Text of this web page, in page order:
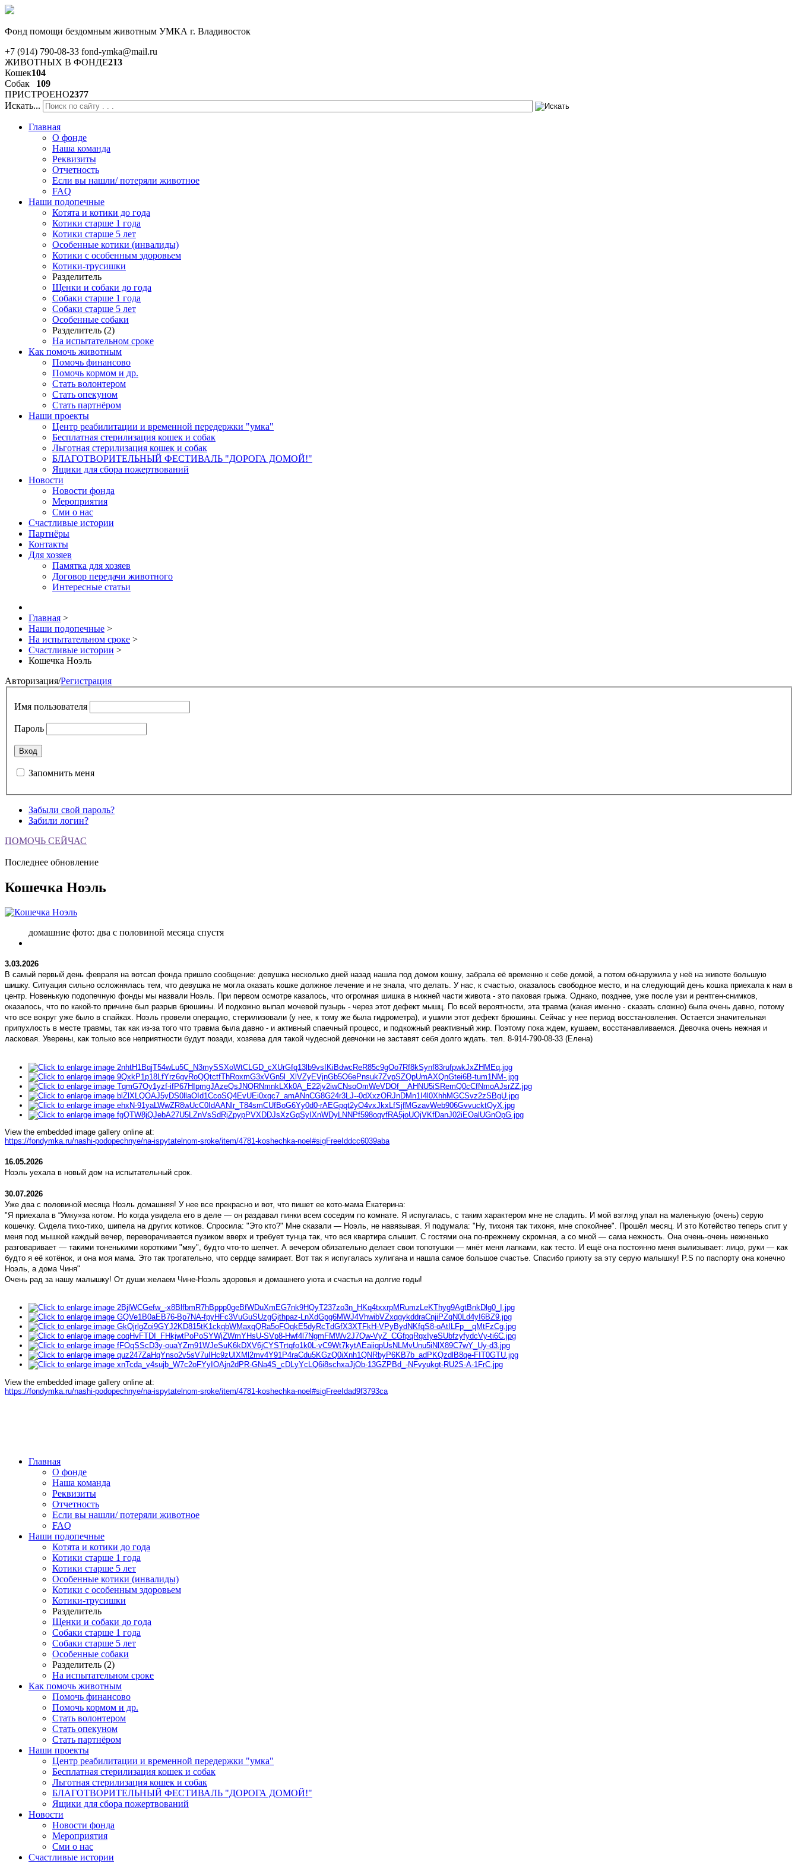
Фонд помощи бездомным животным УМКА г. Владивосток
+7 (914) 790-08-33 fond-ymka@mail.ru
ЖИВОТНЫХ В ФОНДЕ213
Кошек104
Собак
109
ПРИСТРОЕНО2377
Искать...
Главная
О фонде
Наша команда
Реквизиты
Отчетность
Если вы нашли/ потеряли животное
FAQ
Наши подопечные
Котята и котики до года
Котики старше 1 года
Котики старше 5 лет
Особенные котики (инвалиды)
Котики с особенным здоровьем
Котики-трусишки
Разделитель
Щенки и собаки до года
Собаки старше 1 года
Собаки старше 5 лет
Особенные собаки
Разделитель (2)
На испытательном сроке
Как помочь животным
Помочь финансово
Помочь кормом и др.
Стать волонтером
Стать опекуном
Стать партнёром
Наши проекты
Центр реабилитации и временной передержки "умка"
Бесплатная стерилизация кошек и собак
Льготная стерилизация кошек и собак
БЛАГОТВОРИТЕЛЬНЫЙ ФЕСТИВАЛЬ "ДОРОГА ДОМОЙ!"
Ящики для сбора пожертвований
Новости
Новости фонда
Мероприятия
Сми о нас
Счастливые истории
Партнёры
Контакты
Для хозяев
Памятка для хозяев
Договор передачи животного
Интересные статьи
Главная >
Наши подопечные >
На испытательном сроке >
Счастливые истории >
Кошечка Ноэль
Авторизация/Регистрация
Имя пользователя
Пароль
Запомнить меня
Забыли свой пароль?
Забили логин?
ПОМОЧЬ СЕЙЧАС
Последнее обновление
Кошечка Ноэль
домашние фото: два с половиной месяца спустя
3.03.2026
В самый первый день февраля на вотсап фонда пришло сообщение: девушка несколько дней назад нашла под домом кошку, забрала её временно к себе домой, а потом обнаружила у неё на животе большую
шишку. Ситуация сильно осложнялась тем, что девушка не могла оказать кошке должное лечение и не знала, что делать. У нас, к счастью, оказалось свободное место, и на следующий день кошка приехала к нам в
центр. Новенькую подопечную фонды мы назвали Ноэль. При первом осмотре казалось, что огромная шишка в нижней части живота - это паховая грыжа. Однако, позднее, уже после узи и рентген-снимков,
оказалось, что по какой-то причине был разрыв брюшины. И подкожно выпал мочевой пузырь - через этот дефект мышц. По всей вероятности, эта травма (какая именно - сказать сложно) была очень давно, потому
что все вокруг уже было в спайках. Ноэль провели операцию, стерилизовали (у нее, к тому же была гидрометра), и ушили этот дефект брюшины. Сейчас у нее период восстановления. Остается значительная
припухлость в месте травмы, так как из-за того что травма была давно - и активный спаечный процесс, и подкожный реактивный жир. Поэтому пока ждем, кушаем, восстанавливаемся. Девочка очень нежная и
ласковая. Уверены, как только все неприятности будут позади, хозяева для такой чудесной девчонки не заставят себя долго ждать. тел. 8-914-790-08-33 (Елена)
View the embedded image gallery online at:
https://fondymka.ru/nashi-podopechnye/na-ispytatelnom-sroke/item/4781-koshechka-noel#sigFreeIddcc6039aba
16.05.2026
Ноэль уехала в новый дом на испытательный срок.
30.07.2026
Уже два с половиной месяца Ноэль домашняя! У нее все прекрасно и вот, что пишет ее кото-мама Екатерина:
"Я приехала в “Умку»за котом. Но когда увидела его в деле — он раздавал пинки всем соседям по комнате. Я испугалась, с таким характером мне не сладить. И мой взгляд упал на маленькую (очень) серую
кошечку. Сидела тихо-тихо, шипела на других котиков. Спросила: "Это кто?" Мне сказали — Ноэль, не навязывая. Я подумала: "Ну, тихоня так тихоня, мне спокойнее". Прошёл месяц. И это Котейство теперь спит у
меня под мышкой каждый вечер, переворачивается пузиком вверх и требует тунца так, что вся квартира слышит. С гостями она по-прежнему скромная, а со мной — сама нежность. Она очень-очень нежненько
разговаривает — такими тоненькими короткими "мяу", будто что-то шепчет. А вечером обязательно делает свои топотушки — мнёт меня лапками, как тесто. И ещё она постоянно меня вылизывает: лицо, руки — как
будто я её котёнок, и она моя мама. Это так трогательно, что сердце замирает. Вот так я испугалась хулигана и нашла самое большое счастье. Спасибо приюту за эту серую малышку! P.S по паспорту она конечно
Ноэль, а дома Чиня"
Очень рад за нашу малышку! От души желаем Чине-Ноэль здоровья и домашнего уюта и счастья на долгие годы!
View the embedded image gallery online at:
https://fondymka.ru/nashi-podopechnye/na-ispytatelnom-sroke/item/4781-koshechka-noel#sigFreeIdad9f3793ca
Главная
О фонде
Наша команда
Реквизиты
Отчетность
Если вы нашли/ потеряли животное
FAQ
Наши подопечные
Котята и котики до года
Котики старше 1 года
Котики старше 5 лет
Особенные котики (инвалиды)
Котики с особенным здоровьем
Котики-трусишки
Разделитель
Щенки и собаки до года
Собаки старше 1 года
Собаки старше 5 лет
Особенные собаки
Разделитель (2)
На испытательном сроке
Как помочь животным
Помочь финансово
Помочь кормом и др.
Стать волонтером
Стать опекуном
Стать партнёром
Наши проекты
Центр реабилитации и временной передержки "умка"
Бесплатная стерилизация кошек и собак
Льготная стерилизация кошек и собак
БЛАГОТВОРИТЕЛЬНЫЙ ФЕСТИВАЛЬ "ДОРОГА ДОМОЙ!"
Ящики для сбора пожертвований
Новости
Новости фонда
Мероприятия
Сми о нас
Счастливые истории